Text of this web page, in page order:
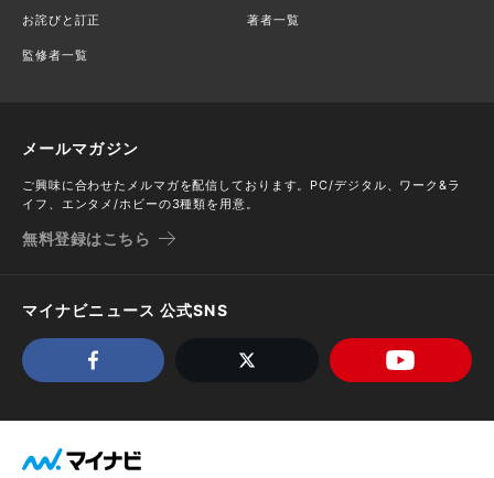
お詫びと訂正 著者一覧
監修者一覧
メールマガジン
ご興味に合わせたメルマガを配信しております。PC/デジタル、ワーク&ラ
イフ、エンタメ/ホビーの3種類を用意。
無料登録はこちら
マイナビニュース 公式SNS